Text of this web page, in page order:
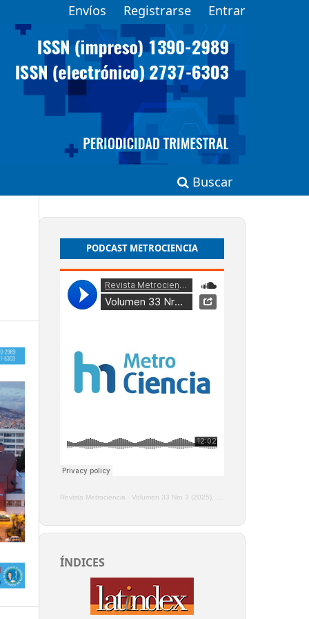
Buscar
Envíos Registrarse Entrar
PODCAST METROCIENCIA
Revista Metrociencia · Volumen 33 Nro 3 (2025), Enero - Marzo
ÍNDICES